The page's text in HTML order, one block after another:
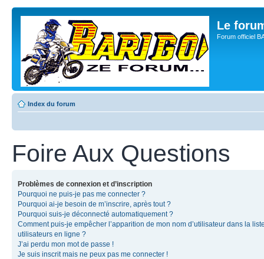
Le
Forum officiel
Index du forum
Foire Aux Questions
Problèmes de connexion et d’inscription
Pourquoi ne puis-je pas me connecter ?
Pourquoi ai-je besoin de m’inscrire, après tout ?
Pourquoi suis-je déconnecté automatiquement ?
Comment puis-je empêcher l’apparition de mon nom d’utilisateur dans la
utilisateurs en ligne ?
J’ai perdu mon mot de passe !
Je suis inscrit mais ne peux pas me connecter !